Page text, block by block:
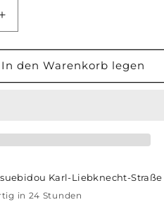
Erhöhe
die
Menge
für
Puzzle
In den Warenkorb legen
suebidou Karl-Liebknecht-Straße
in 24 Stunden